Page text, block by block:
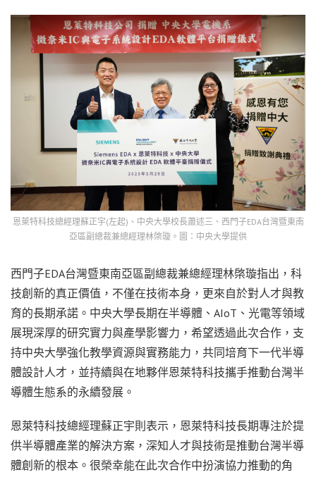
恩萊特科技總經理蘇正宇(左起)、中央大學校長蕭述三、西門子EDA台灣暨東南
亞區副總裁兼總經理林棨璇。圖：中央大學提供
西門子EDA台灣暨東南亞區副總裁兼總經理林棨璇指出，科
技創新的真正價值，不僅在技術本身，更來自於對人才與教
育的長期承諾。中央大學長期在半導體、AIoT、光電等領域
展現深厚的研究實力與產學影響力，希望透過此次合作，支
持中央大學強化教學資源與實務能力，共同培育下一代半導
體設計人才，並持續與在地夥伴恩萊特科技攜手推動台灣半
導體生態系的永續發展。
恩萊特科技總經理蘇正宇則表示，恩萊特科技長期專注於提
供半導體產業的解決方案，深知人才與技術是推動台灣半導
體創新的根本。很榮幸能在此次合作中扮演協力推動的角